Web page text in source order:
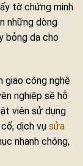
tờ chứng minh
những dòng
bỏng da cho
giao công nghệ
nghiệp sẽ hỗ
viên sử dụng
dịch vụ sửa
nhanh chóng,